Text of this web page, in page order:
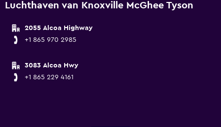
Luchthaven van Knoxville McGhee Tyson
2055 Alcoa Highway
+1 865 970 2985
3083 Alcoa Hwy
+1 865 229 4161